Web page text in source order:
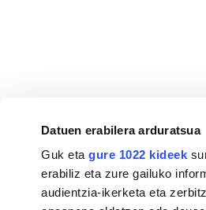
Datuen erabilera arduratsua
Guk etagure 1022 kideek
erabiliz eta zure gailuko
audientzia-ikerketa eta